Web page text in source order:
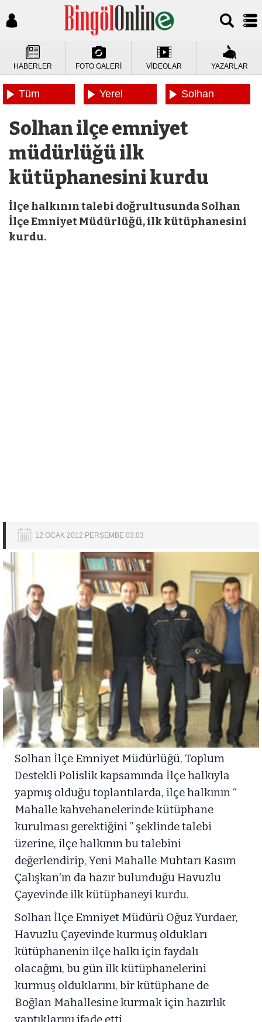
HABERLER FOTO GALERİ VİDEOLAR YAZARLAR
Tüm
Yerel
Solhan
Solhan ilçe emniyet
müdürlüğü ilk
kütüphanesini kurdu
İlçe halkının talebi doğrultusunda Solhan
İlçe Emniyet Müdürlüğü, ilk kütüphanesini
kurdu.
12 OCAK 2012 PERŞEMBE 03:03
Solhan İlçe Emniyet Müdürlüğü, Toplum
Destekli Polislik kapsamında İlçe halkıyla
yapmış olduğu toplantılarda, ilçe halkının “
Mahalle kahvehanelerinde kütüphane
kurulması gerektiğini ” şeklinde talebi
üzerine, ilçe halkının bu talebini
değerlendirip, Yeni Mahalle Muhtarı Kasım
Çalışkan'ın da hazır bulunduğu Havuzlu
Çayevinde ilk kütüphaneyi kurdu.
Solhan İlçe Emniyet Müdürü Oğuz Yurdaer,
Havuzlu Çayevinde kurmuş oldukları
kütüphanenin ilçe halkı için faydalı
olacağını, bu gün ilk kütüphanelerini
kurmuş olduklarını, bir kütüphane de
Boğlan Mahallesine kurmak için hazırlık
yaptıklarını ifade etti.